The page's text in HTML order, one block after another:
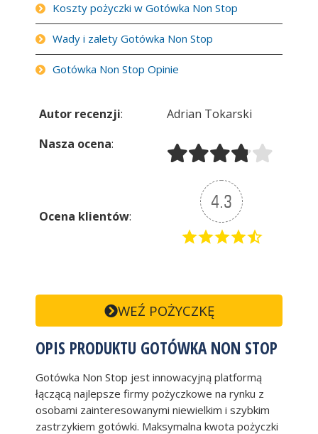
Koszty pożyczki w Gotówka Non Stop
Wady i zalety Gotówka Non Stop
Gotówka Non Stop Opinie
Autor recenzji:
Adrian Tokarski
Nasza ocena:
Ocena klientów:
4.3
WEŹ POŻYCZKĘ
OPIS PRODUKTU GOTÓWKA NON STOP
Gotówka Non Stop jest innowacyjną platformą
łączącą najlepsze firmy pożyczkowe na rynku z
osobami zainteresowanymi niewielkim i szybkim
zastrzykiem gotówki. Maksymalna kwota pożyczki